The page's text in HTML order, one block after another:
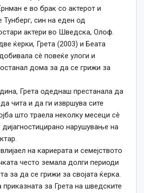
е во брак со актерот и
Тунберг, син на еден од
актери во Шведска, Олоф.
ќерки, Грета (2003) и Беата
сè повеќе улоги и
дома за да се грижи за
Грета одеднаш престанала да
чита и да ги извршува сите
што траела неколку месеци сè
нарушување на
на кариерата и семејството
често земала долги периоди
за да се грижи за својата ќерка.
приказната за Грета на шведските